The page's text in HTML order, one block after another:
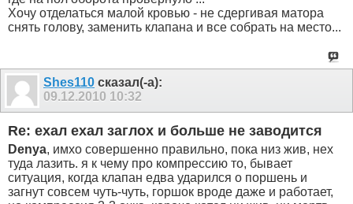
Хочу отделаться малой кровью - не сдергивая матора
снять голову, заменить клапана и все собрать на место...
Shes110 сказал(-а):
09.12.2010 10:32
Re: ехал ехал заглох и больше не заводится
Denya, имхо совершенно правильно, пока низ жив, нех
туда лазить. я к чему про компрессию то, бывает
ситуация, когда клапан едва ударился о поршень и
загнут совсем чуть-чуть, горшок вроде даже и работает,